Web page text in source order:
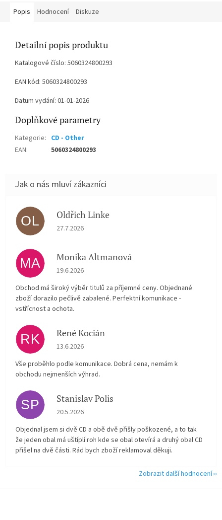
Popis Hodnocení Diskuze
Detailní popis produktu
Katalogové číslo: 5060324800293
EAN kód: 5060324800293
Datum vydání: 01-01-2026
Doplňkové parametry
Kategorie: CD - Other
EAN: 5060324800293
OL Oldřich Linke
Hodnocení obchodu je 5 z 5 hvězdiček.
27.7.2026
MA Monika Altmanová
Hodnocení obchodu je 5 z 5 hvězdiček.
19.6.2026
Obchod má široký výběr titulů za příjemné ceny. Objednané
zboží dorazilo pečlivě zabalené. Perfektní komunikace -
vstřícnost a ochota.
RK René Kocián
Hodnocení obchodu je 5 z 5 hvězdiček.
13.6.2026
Vše proběhlo podle komunikace. Dobrá cena, nemám k
obchodu nejmenších výhrad.
SP Stanislav Polis
Hodnocení obchodu je 2 z 5 hvězdiček.
20.5.2026
Objednal jsem si dvě CD a obě dvě přišly poškozené, a to tak
že jeden obal má uštíplí roh kde se obal otevírá a druhý obal CD
přišel na dvě části. Rád bych zboží reklamoval děkuji.
Zobrazit další hodnocení
Z